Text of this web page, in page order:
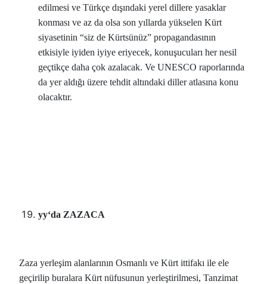
edilmesi ve Türkçe dışındaki yerel dillere yasaklar
konması ve az da olsa son yıllarda yükselen Kürt
siyasetinin “siz de Kürtsünüz” propagandasının
etkisiyle iyiden iyiye eriyecek, konuşucuları her nesil
geçtikçe daha çok azalacak. Ve UNESCO raporlarında
da yer aldığı üzere tehdit altındaki diller atlasına konu
olacaktır.
yy‘da ZAZACA
Zaza yerleşim alanlarının Osmanlı ve Kürt ittifakı ile ele
geçirilip buralara Kürt nüfusunun yerleştirilmesi, Tanzimat